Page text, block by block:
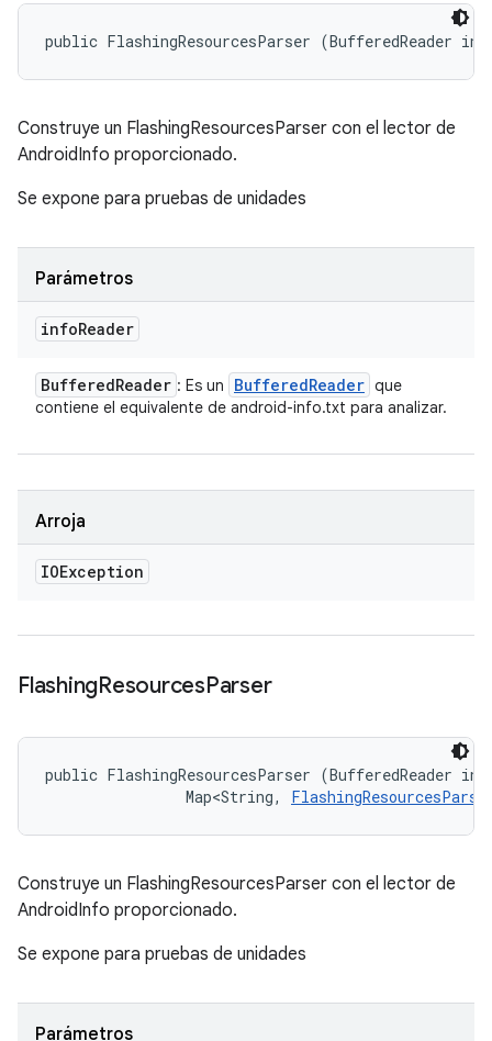
public FlashingResourcesParser (BufferedReader
Construye un FlashingResourcesParser con el lector de
AndroidInfo proporcionado.
Se expone para pruebas de unidades
Parámetros
infoReader
BufferedReader : Es un BufferedReader que
contiene el equivalente de android-info.txt para analizar.
Arroja
IOException
FlashingResourcesParser
public FlashingResourcesParser (BufferedReader
                Map<String,
Construye un FlashingResourcesParser con el lector de
AndroidInfo proporcionado.
Se expone para pruebas de unidades
Parámetros